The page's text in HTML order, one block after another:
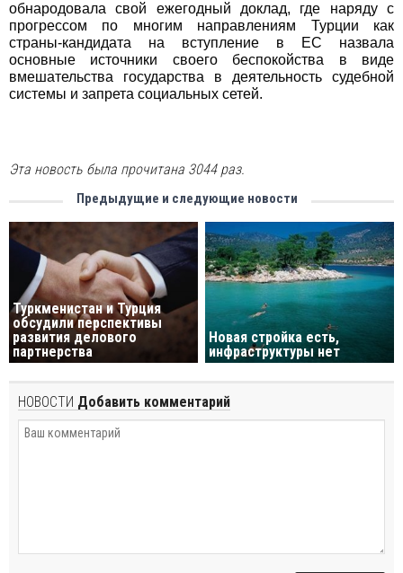
обнародовала свой ежегодный доклад, где наряду с
прогрессом по многим направлениям Турции как
страны-кандидата на вступление в ЕС назвала
основные источники своего беспокойства в виде
вмешательства государства в деятельность судебной
системы и запрета социальных сетей.
Эта новость была прочитана 3044 раз.
Предыдущие и следующие новости
Туркменистан и Турция
обсудили перспективы
развития делового
партнерства
Новая стройка есть,
инфраструктуры нет
НОВОСТИ Добавить комментарий